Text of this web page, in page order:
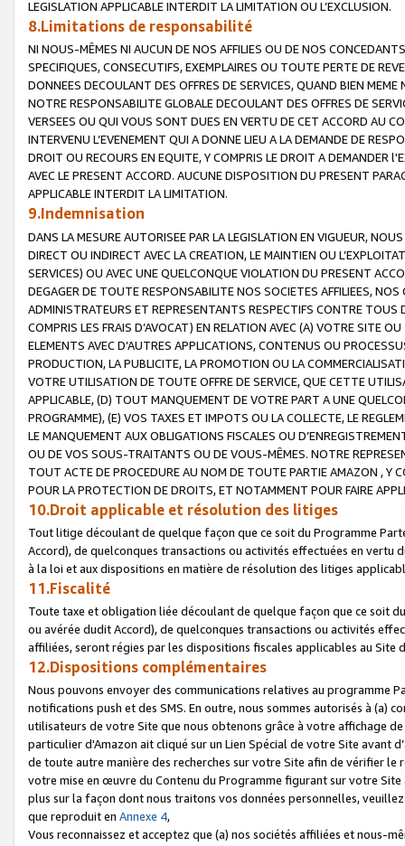
LEGISLATION APPLICABLE INTERDIT LA LIMITATION OU L’EXCLUSION.
8.Limitations de responsabilité
NI NOUS-MÊMES NI AUCUN DE NOS AFFILIES OU DE NOS
SPECIFIQUES, CONSECUTIFS, EXEMPLAIRES OU TOUTE PERTE DE
DONNEES DECOULANT DES OFFRES DE SERVICES, QUAND BIEN
NOTRE RESPONSABILITE GLOBALE DECOULANT DES OFFRES DE
VERSEES OU QUI VOUS SONT DUES EN VERTU DE CET ACCORD AU
INTERVENU L’EVENEMENT QUI A DONNE LIEU A LA DEMANDE DE
DROIT OU RECOURS EN EQUITE, Y COMPRIS LE DROIT A DEMANDER
AVEC LE PRESENT ACCORD. AUCUNE DISPOSITION DU PRESENT
APPLICABLE INTERDIT LA LIMITATION.
9.Indemnisation
DANS LA MESURE AUTORISEE PAR LA LEGISLATION EN VIGUEUR,
DIRECT OU INDIRECT AVEC LA CREATION, LE MAINTIEN OU
SERVICES) OU AVEC UNE QUELCONQUE VIOLATION DU PRESENT
DEGAGER DE TOUTE RESPONSABILITE NOS SOCIETES AFFILIEES,
ADMINISTRATEURS ET REPRESENTANTS RESPECTIFS CONTRE
COMPRIS LES FRAIS D’AVOCAT) EN RELATION AVEC (A) VOTRE SITE
ELEMENTS AVEC D’AUTRES APPLICATIONS, CONTENUS OU
PRODUCTION, LA PUBLICITE, LA PROMOTION OU LA
VOTRE UTILISATION DE TOUTE OFFRE DE SERVICE, QUE CETTE
APPLICABLE, (D) TOUT MANQUEMENT DE VOTRE PART A UNE
PROGRAMME), (E) VOS TAXES ET IMPOTS OU LA COLLECTE, LE
LE MANQUEMENT AUX OBLIGATIONS FISCALES OU
OU DE VOS SOUS-TRAITANTS OU DE VOUS-MÊMES. NOTRE
TOUT ACTE DE PROCEDURE AU NOM DE TOUTE PARTIE AMAZON , Y
POUR LA PROTECTION DE DROITS, ET NOTAMMENT POUR FAIRE
10.Droit applicable et résolution des litiges
Tout litige découlant de quelque façon que ce soit du Programme
Accord), de quelconques transactions ou activités effectuées en vertu
à la loi et aux dispositions en matière de résolution des litiges
11.Fiscalité
Toute taxe et obligation liée découlant de quelque façon que ce soit
ou avérée dudit Accord), de quelconques transactions ou activités
affiliées, seront régies par les dispositions fiscales applicables au Site
12.Dispositions complémentaires
Nous pouvons envoyer des communications relatives au programme
notifications push et des SMS. En outre, nous sommes autorisés à
utilisateurs de votre Site que nous obtenons grâce à votre affichage
particulier d'Amazon ait cliqué sur un Lien Spécial de votre Site avant
de toute autre manière des recherches sur votre Site afin de vérifier
votre mise en œuvre du Contenu du Programme figurant sur votre
plus sur la façon dont nous traitons vos données personnelles,
que reproduit en Annexe 4,
Vous reconnaissez et acceptez que (a) nos sociétés affiliées et nous-